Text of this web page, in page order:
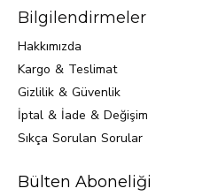
Bilgilendirmeler
Hakkımızda
Kargo & Teslimat
Gizlilik & Güvenlik
İptal & İade & Değişim
Sıkça Sorulan Sorular
Bülten Aboneliği